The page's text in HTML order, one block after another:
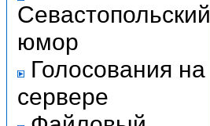
Севастопольский
юмор
Голосования на
сервере